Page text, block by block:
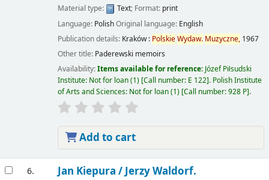
Material type: Text; Format: print
Language: PolishOriginal language: English
Publication details: Kraków : PolskieWydaw. Muzyczne, 1967
Other title: Paderewski memoirs
Availability:Items available for reference: Józef Piłsudski
Institute: Not for loan(1) Call number: E 122 . Polish Institute
of Arts and Sciences: Not for loan(1) Call number:928 P .
Add to cart
6. Jan Kiepura /Jerzy Waldorf.